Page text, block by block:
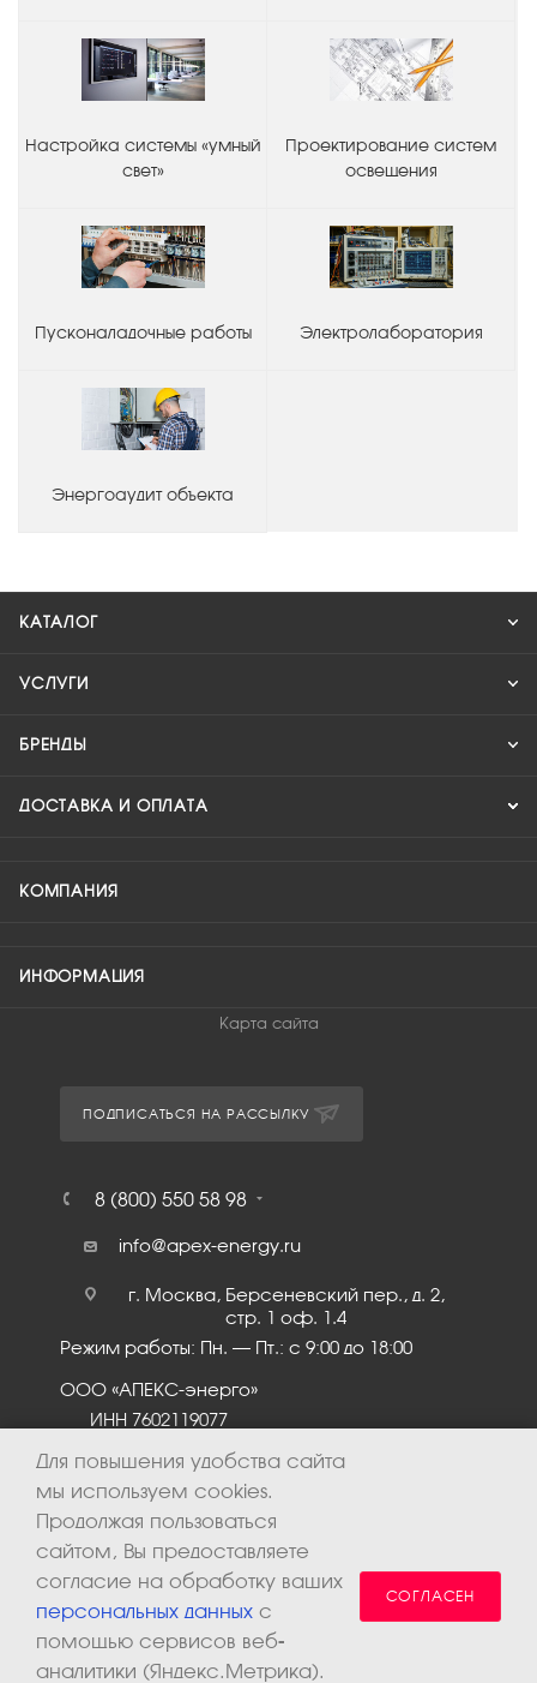
Настройка системы «умный
свет»
Проектирование систем
освещения
Пусконаладочные работы Электролаборатория
Энергоаудит объекта
КАТАЛОГ
УСЛУГИ
БРЕНДЫ
ДОСТАВКА И ОПЛАТА
КОМПАНИЯ
ИНФОРМАЦИЯ
Карта сайта
ПОДПИСАТЬСЯ НА РАССЫЛКУ
8 (800) 550 58 98
info@apex-energy.ru
г. Москва, Берсеневский пер., д. 2,
стр. 1 оф. 1.4
Режим работы: Пн. – Пт.: с 9:00 до 18:00
ООО «АПЕКС-энерго»
ИНН 7602119077
Для повышения удобства сайта
мы используем cookies.
Продолжая пользоваться
сайтом, Вы предоставляете
согласие на обработку ваших
персональных данных с
помощью сервисов веб-
аналитики (Яндекс.Метрика).
СОГЛАСЕН